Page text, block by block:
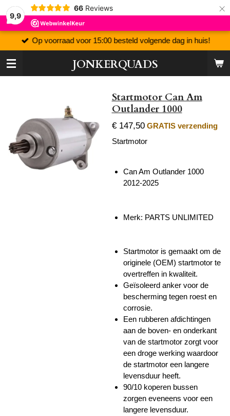
9,9
66 Reviews ×
JONKERQUADS
Op voorraad voor 15:00 besteld volgende dag in huis!
Startmotor Can Am
Outlander 1000
€ 147,50 GRATIS verzending
Startmotor
Can Am Outlander 1000
2012-2025
Merk: PARTS UNLIMITED
Startmotor is gemaakt om de
originele (OEM) startmotor te
overtreffen in kwaliteit.
Geïsoleerd anker voor de
bescherming tegen roest en
corrosie.
Een rubberen afdichtingen
aan de boven- en onderkant
van de startmotor zorgt voor
een droge werking waardoor
de startmotor een langere
levensduur heeft.
90/10 koperen bussen
zorgen eveneens voor een
langere levensduur.